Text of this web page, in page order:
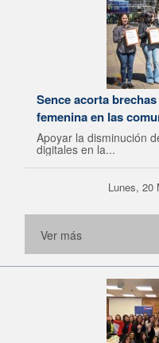
Sence acorta
femenina en las
Apoyar la disminución
digitales en la...
Lunes, 20
Ver más